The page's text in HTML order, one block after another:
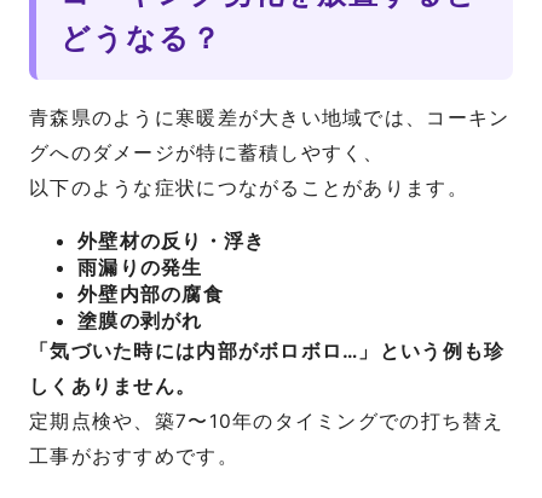
どうなる？
青森県のように寒暖差が大きい地域では、コーキン
グへのダメージが特に蓄積しやすく、
以下のような症状につながることがあります。
外壁材の反り・浮き
雨漏りの発生
外壁内部の腐食
塗膜の剥がれ
「気づいた時には内部がボロボロ…」という例も珍
しくありません。
定期点検や、築7〜10年のタイミングでの打ち替え
工事がおすすめです。